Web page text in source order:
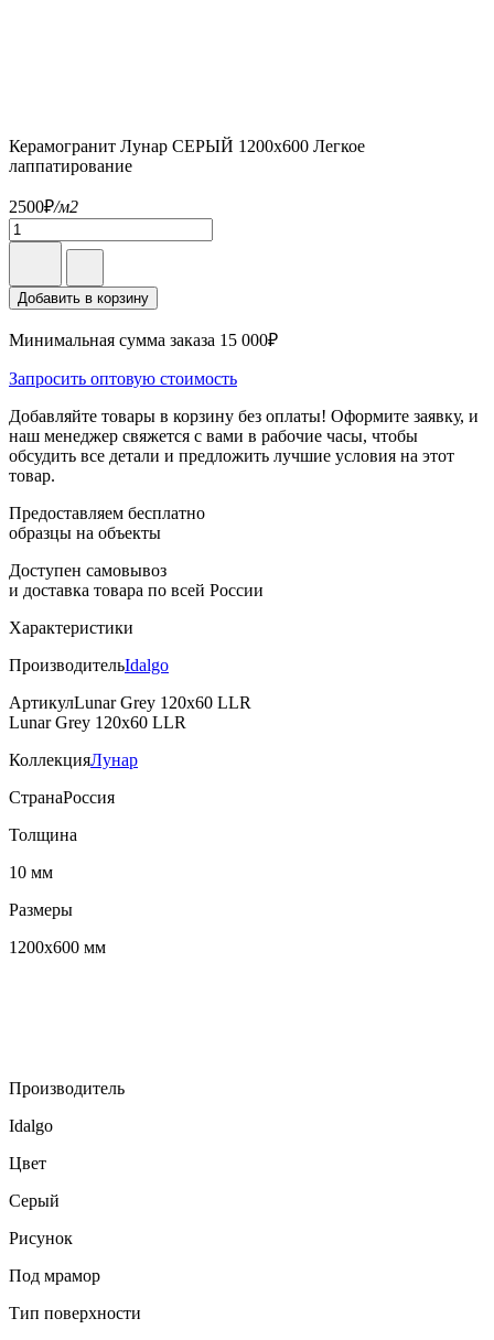
Керамогранит Лунар СЕРЫЙ 1200x600 Легкое
лаппатирование
2500₽/м2
Добавить в корзину
Минимальная сумма заказа 15 000₽
Запросить оптовую стоимость
Добавляйте товары в корзину без оплаты! Оформите заявку, и
наш менеджер свяжется с вами в рабочие часы, чтобы
обсудить все детали и предложить лучшие условия на этот
товар.
Предоставляем бесплатно
образцы на объекты
Доступен самовывоз
и доставка товара по всей России
Характеристики
ПроизводительIdalgo
АртикулLunar Grey 120x60 LLR
Lunar Grey 120x60 LLR
КоллекцияЛунар
СтранаРоссия
Толщина
10 мм
Размеры
1200х600 мм
Производитель
Idalgo
Цвет
Серый
Рисунок
Под мрамор
Тип поверхности